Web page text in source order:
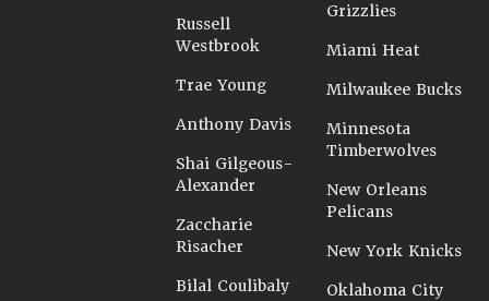
Russell
Westbrook
Trae Young
Anthony Davis
Shai Gilgeous-
Alexander
Zaccharie
Risacher
Bilal Coulibaly
Grizzlies
Miami Heat
Milwaukee Bucks
Minnesota
Timberwolves
New Orleans
Pelicans
New York Knicks
Oklahoma City